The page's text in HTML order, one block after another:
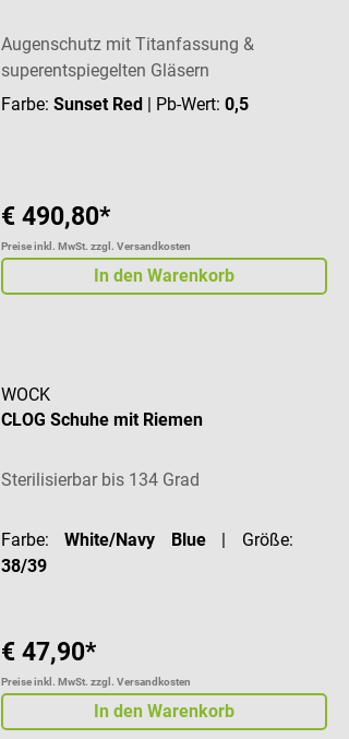
Augenschutz mit Titanfassung &
superentspiegelten Gläsern
Farbe: Sunset Red | Pb-Wert: 0,5
€ 490,80*
Preise inkl. MwSt. zzgl. Versandkosten
In den Warenkorb
WOCK
CLOG Schuhe mit Riemen
Sterilisierbar bis 134 Grad
Farbe: White/Navy Blue
| Größe:
38/39
€ 47,90*
Preise inkl. MwSt. zzgl. Versandkosten
In den Warenkorb